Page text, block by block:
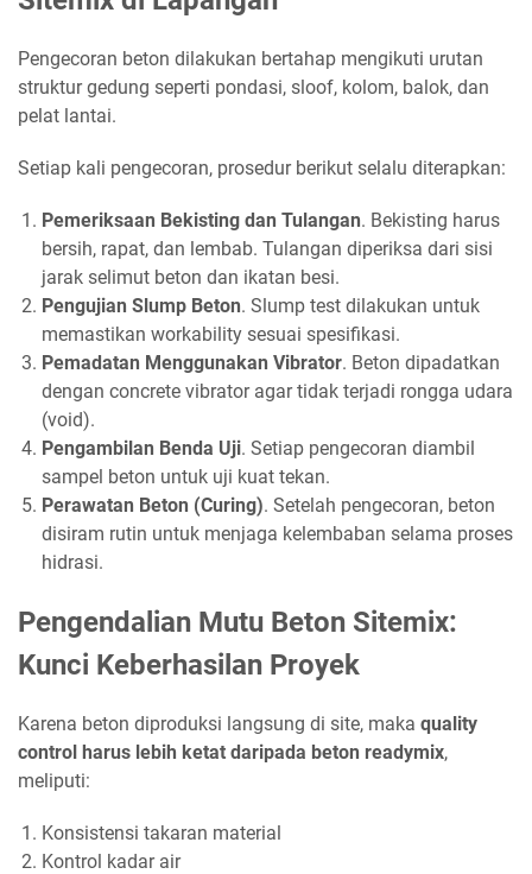
Pengecoran beton dilakukan bertahap mengikuti urutan
struktur gedung seperti pondasi, sloof, kolom, balok, dan
pelat lantai.
Setiap kali pengecoran, prosedur berikut selalu diterapkan:
Pemeriksaan Bekisting dan Tulangan. Bekisting harus
bersih, rapat, dan lembab. Tulangan diperiksa dari sisi
jarak selimut beton dan ikatan besi.
Pengujian Slump Beton. Slump test dilakukan untuk
memastikan workability sesuai spesifikasi.
Pemadatan Menggunakan Vibrator. Beton dipadatkan
dengan concrete vibrator agar tidak terjadi rongga udara
(void).
Pengambilan Benda Uji. Setiap pengecoran diambil
sampel beton untuk uji kuat tekan.
Perawatan Beton (Curing). Setelah pengecoran, beton
disiram rutin untuk menjaga kelembaban selama proses
hidrasi.
Pengendalian Mutu Beton Sitemix:
Kunci Keberhasilan Proyek
Karena beton diproduksi langsung di site, maka quality
control harus lebih ketat daripada beton readymix,
meliputi:
Konsistensi takaran material
Kontrol kadar air